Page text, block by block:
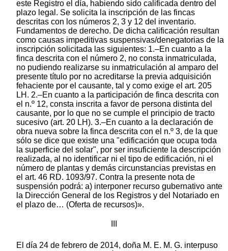
este Registro el día, habiendo sido calificada dentro del
plazo legal. Se solicita la inscripción de las fincas
descritas con los números 2, 3 y 12 del inventario.
Fundamentos de derecho. De dicha calificación resultan
como causas impeditivas suspensivas/denegatorias de la
inscripción solicitada las siguientes: 1.–En cuanto a la
finca descrita con el número 2, no consta inmatriculada,
no pudiendo realizarse su inmatriculación al amparo del
presente título por no acreditarse la previa adquisición
fehaciente por el causante, tal y como exige el art. 205
LH. 2.–En cuanto a la participación de finca descrita con
el n.º 12, consta inscrita a favor de persona distinta del
causante, por lo que no se cumple el principio de tracto
sucesivo (art. 20 LH). 3.–En cuanto a la declaración de
obra nueva sobre la finca descrita con el n.º 3, de la que
sólo se dice que existe una "edificación que ocupa toda
la superficie del solar", por ser insuficiente la descripción
realizada, al no identificar ni el tipo de edificación, ni el
número de plantas y demás circunstancias previstas en
el art. 46 RD. 1093/97. Contra la presente nota de
suspensión podrá: a) interponer recurso gubernativo ante
la Dirección General de los Registros y del Notariado en
el plazo de… (Oferta de recursos)».
El día 24 de febrero de 2014, doña M. E. M. G. interpuso